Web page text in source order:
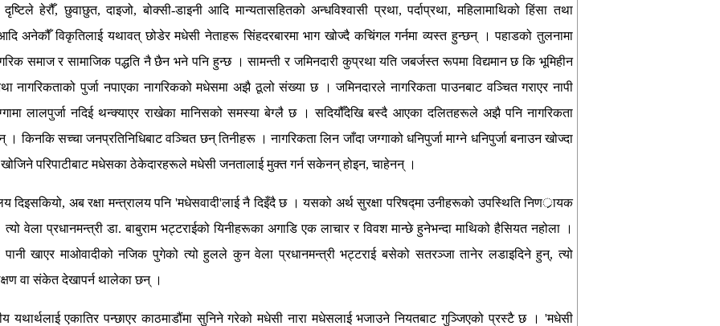
हेरौँ, छुवाछुत, दाइजो, बोक्सी-डाइनी आदि मान्यतासहितको अन्धविश्वासी प्रथा, पर्दाप्रथा, महिलामाथिको हिंसा तथा
अनेकौँ विकृतिलाई यथावत् छोडेर मधेसी नेताहरू सिंहदरबारमा भाग खोज्दै कचिंगल गर्नमा व्यस्त हुन्छन् । पहाडको तुलनामा
समाज र सामाजिक पद्धति नै छैन भने पनि हुन्छ । सामन्ती र जमिनदारी कुप्रथा यति जबर्जस्त रूपमा विद्यमान छ कि भूमिहीन
नागरिकताको पुर्जा नपाएका नागरिकको मधेसमा अझै ठूलो संख्या छ । जमिनदारले नागरिकता पाउनबाट वञ्चित गराएर नापी
लालपुर्जा नदिई थन्क्याएर राखेका मानिसको समस्या बेग्लै छ । सदियौँदेखि बस्दै आएका दलितहरूले अझै पनि नागरिकता
। किनकि सच्चा जनप्रतिनिधिबाट वञ्चित छन् तिनीहरू । नागरिकता लिन जाँदा जग्गाको धनिपुर्जा माग्ने धनिपुर्जा बनाउन खोज्दा
खोजिने परिपाटीबाट मधेसका ठेकेदारहरूले मधेसी जनतालाई मुक्त गर्न सकेनन् होइन, चाहेनन् ।
दिइसकियो, अब रक्षा मन्त्रालय पनि 'मधेसवादी'लाई नै दिइँदै छ । यसको अर्थ सुरक्षा परिषद्मा उनीहरूको उपस्थिति निणर्ायक
वेला प्रधानमन्त्री डा. बाबुराम भट्टराईको यिनीहरूका अगाडि एक लाचार र विवश मान्छे हुनेभन्दा माथिको हैसियत नहोला ।
पानी खाएर माओवादीको नजिक पुगेको त्यो हुलले कुन वेला प्रधानमन्त्री भट्टराई बसेको सतरञ्जा तानेर लडाइदिने हुन्, त्यो
वा संकेत देखापर्न थालेका छन् ।
यथार्थलाई एकातिर पन्छाएर काठमाडौंमा सुनिने गरेको मधेसी नारा मधेसलाई भजाउने नियतबाट गुञ्जिएको प्रस्टै छ । 'मधेसी